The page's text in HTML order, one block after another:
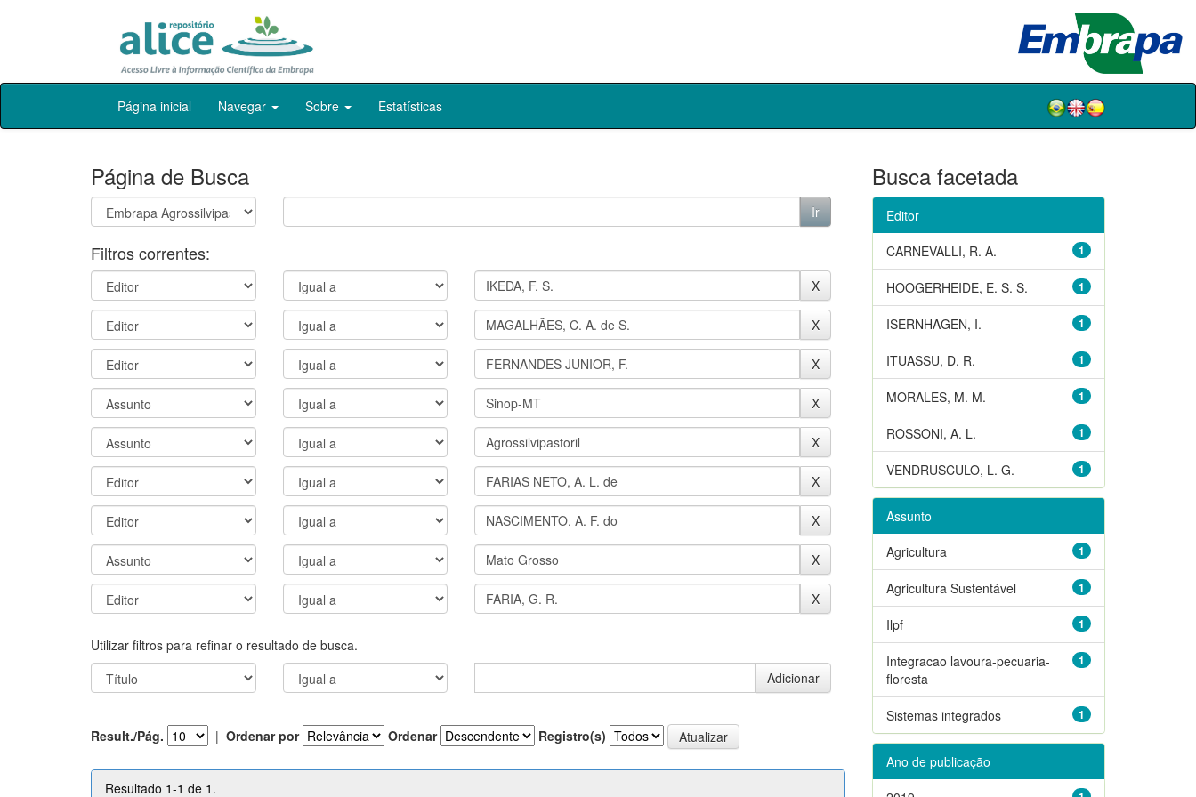
Skip
Página inicial Navegar Sobre Estatísticas
Página de Busca
Filtros correntes:
Utilizar filtros para refinar o resultado de busca.
Result./Pág. | Ordenar por Ordenar Registro(s)
Resultado 1-1 de 1.
Busca facetada
Editor
1
CARNEVALLI, R. A.
1
HOOGERHEIDE, E. S. S.
1
ISERNHAGEN, I.
1
ITUASSU, D. R.
1
MORALES, M. M.
1
ROSSONI, A. L.
1
VENDRUSCULO, L. G.
Assunto
1
Agricultura
1
Agricultura Sustentável
1
Ilpf
1
Integracao lavoura-pecuaria-
floresta
1
Sistemas integrados
Ano de publicação